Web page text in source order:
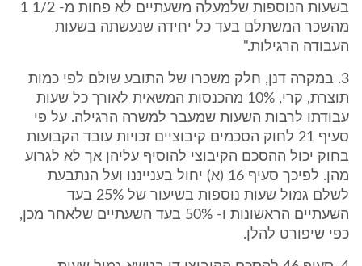
בשעות הנוספות שלמעלה משעתיים לא פחות מ- 1/2 1
מהשכר המשתלם בעד כל יחידה שנעשתה בשעות
העבודה הרגילות."
3. במקרה דנן, חלק משכרו של התובע שולם לפי כמות
תוצרת, קרי, 10% מהכנסות המשאית לאורך כל שעות
עבודתו לרבות השעות שמעבר למשרה הרגילה. על פי
סעיף 21 לחוק הסכמים קיבוציים זכויות עובד הקבועות
בחוק יכול ההסכם הקיבוצי להוסיף עליהן אך לא לגרוע
מהן. לפיכך סעיף 16 (א) יחול בענייננו ועל הנתבעת
לשלם גמול שעות נוספות בשיעור של 25% בעד
השעתיים הראשונות ו- 50% בעד השעתיים שלאחר מכן,
כפי שיפורט להלן.